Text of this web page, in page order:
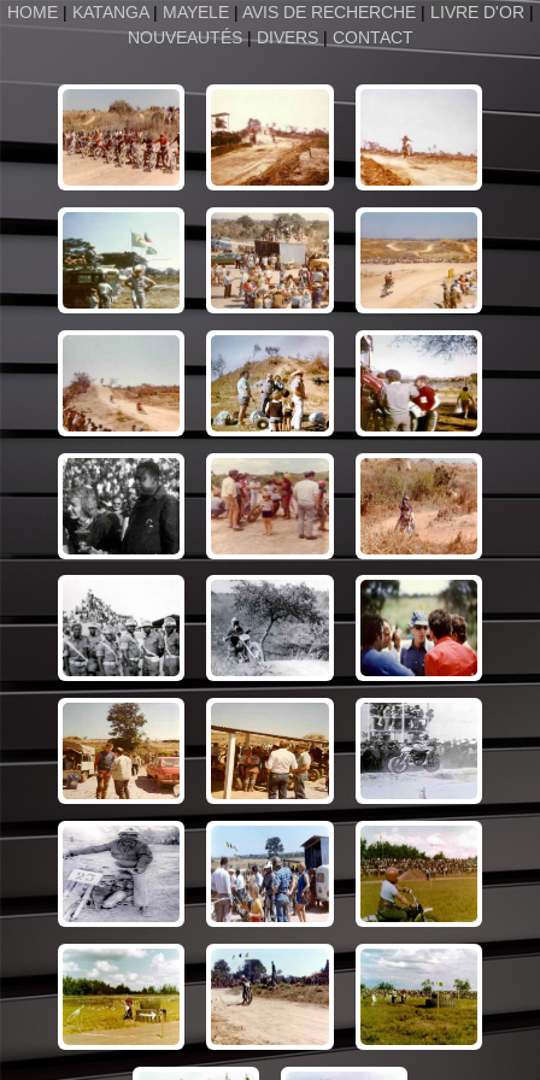
HOME | KATANGA| MAYELE| AVIS DE RECHERCHE| LIVRE D'OR |
NOUVEAUTÉS|DIVERS| CONTACT